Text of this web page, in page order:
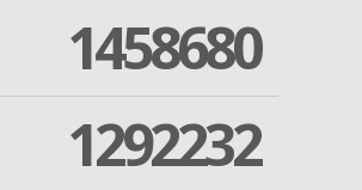
1458680
1292232